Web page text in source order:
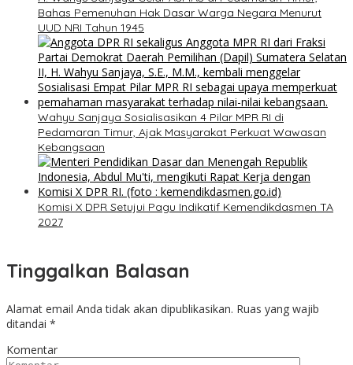
Bahas Pemenuhan Hak Dasar Warga Negara Menurut
UUD NRI Tahun 1945
Wahyu Sanjaya Sosialisasikan 4 Pilar MPR RI di
Pedamaran Timur, Ajak Masyarakat Perkuat Wawasan
Kebangsaan
Komisi X DPR Setujui Pagu Indikatif Kemendikdasmen TA
2027
Tinggalkan Balasan
Alamat email Anda tidak akan dipublikasikan. Ruas yang wajib
ditandai *
Komentar